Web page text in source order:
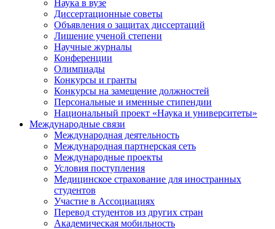
Наука в вузе
Диссертационные советы
Объявления о защитах диссертаций
Лишение ученой степени
Научные журналы
Конференции
Олимпиады
Конкурсы и гранты
Конкурсы на замещение должностей
Персональные и именные стипендии
Национальный проект «Наука и университеты»
Международные связи
Международная деятельность
Международная партнерская сеть
Международные проекты
Условия поступления
Медицинское страхование для иностранных
студентов
Участие в Ассоциациях
Перевод студентов из других стран
Академическая мобильность